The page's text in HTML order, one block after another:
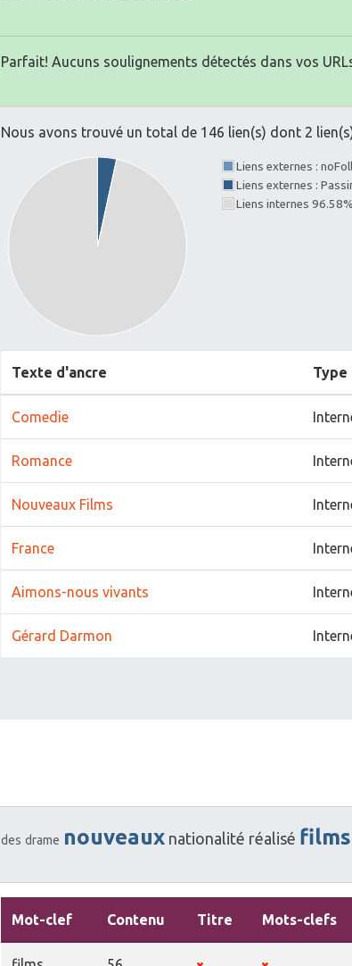
Parfait! Aucuns soulignements détectés dans vos
Nous avons trouvé un total de 146 lien(s) dont 2
Liens externes :
Liens externes :
Liens internes 96.58%
Texte d'ancre Type
Comedie
Romance
Nouveaux Films
France
Aimons-nous vivants
Gérard Darmon
des drame nouveaux nationalité réalisé films
Mot-clef Contenu Titre Mots-clefs